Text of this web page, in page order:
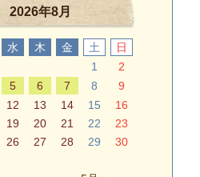
2026年8月
水 木 金 土 日
1
2
5 6 7 8
9
12 13 14 15
16
19 20 21 22
23
26 27 28 29
30